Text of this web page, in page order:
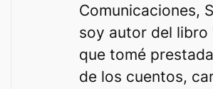
Comunicaciones,
soy autor del libro
que tomé
de los cuentos,